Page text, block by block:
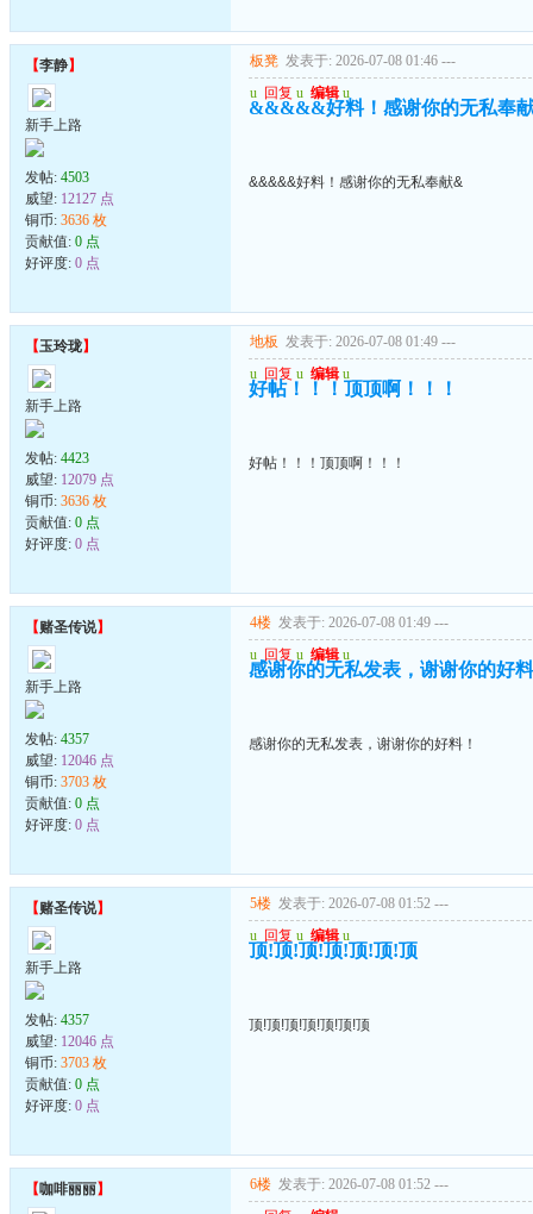
【李静】
新手上路
发帖: 4503
威望: 12127 点
铜币: 3636 枚
贡献值: 0 点
好评度: 0 点
板凳 发表于: 2026-07-08 01:46 ---
u 回复 u 编辑 u
&&&&&好料！感谢你的无私奉
&&&&&好料！感谢你的无私奉献&
【玉玲珑】
新手上路
发帖: 4423
威望: 12079 点
铜币: 3636 枚
贡献值: 0 点
好评度: 0 点
地板 发表于: 2026-07-08 01:49 ---
u 回复 u 编辑 u
好帖！！！顶顶啊！！！
好帖！！！顶顶啊！！！
【赌圣传说】
新手上路
发帖: 4357
威望: 12046 点
铜币: 3703 枚
贡献值: 0 点
好评度: 0 点
4楼 发表于: 2026-07-08 01:49 ---
u 回复 u 编辑 u
感谢你的无私发表，谢谢你的好
感谢你的无私发表，谢谢你的好料！
【赌圣传说】
新手上路
发帖: 4357
威望: 12046 点
铜币: 3703 枚
贡献值: 0 点
好评度: 0 点
5楼 发表于: 2026-07-08 01:52 ---
u 回复 u 编辑 u
顶!顶!顶!顶!顶!顶!顶
顶!顶!顶!顶!顶!顶!顶
【咖啡丽丽】 6楼 发表于: 2026-07-08 01:52 ---